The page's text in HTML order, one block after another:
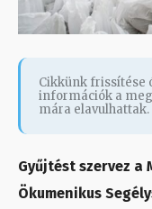
Cikkünk frissítése
információk a
mára elavulhattak.
Gyűjtést szervez a
Ökumenikus